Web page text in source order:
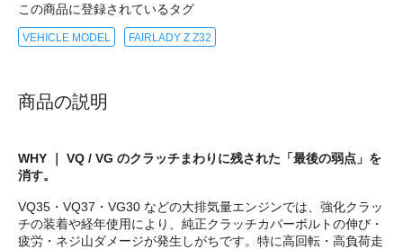
この商品に登録されているタグ
VEHICLE MODEL FAIRLADY Z Z32
商品の説明
WHY ｜ VQ / VG のクラッチまわりに残された「最後の弱点」を
消す。
VQ35・VQ37・VG30 などの大排気量エンジンでは、強化クラッ
チの装着や経年使用により、純正クラッチカバーボルトの伸び・
疲労・ネジ山ダメージが発生しがちです。特に高回転・高負荷走